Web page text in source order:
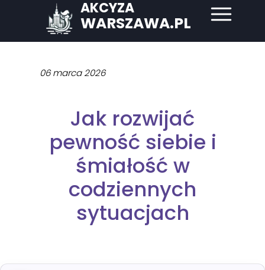
AKCYZA
WARSZAWA.PL
06 marca 2026
Jak rozwijać
pewność siebie i
śmiałość w
codziennych
sytuacjach